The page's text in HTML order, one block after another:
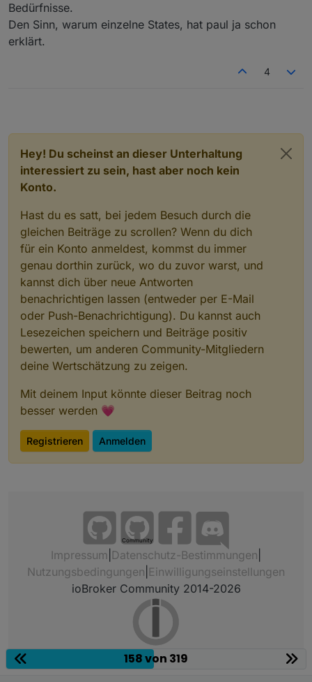
Bedürfnisse.
Den Sinn, warum einzelne States, hat paul ja schon
erklärt.
4
Hey! Du scheinst an dieser Unterhaltung
interessiert zu sein, hast aber noch kein
Konto.
Hast du es satt, bei jedem Besuch durch die
gleichen Beiträge zu scrollen? Wenn du dich
für ein Konto anmeldest, kommst du immer
genau dorthin zurück, wo du zuvor warst, und
kannst dich über neue Antworten
benachrichtigen lassen (entweder per E-Mail
oder Push-Benachrichtigung). Du kannst auch
Lesezeichen speichern und Beiträge positiv
bewerten, um anderen Community-Mitgliedern
deine Wertschätzung zu zeigen.
Mit deinem Input könnte dieser Beitrag noch
besser werden 💗
Registrieren Anmelden
Community
Impressum Datenschutz-Bestimmungen
Nutzungsbedingungen Einwilligungseinstellungen
ioBroker Community 2014-2026
158 von 319